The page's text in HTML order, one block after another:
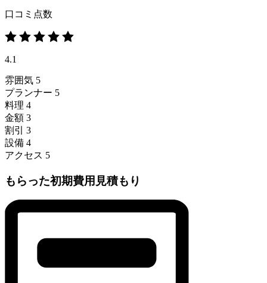
口コミ点数
4.1
雰囲気 5
プランナー 5
料理 4
金額 3
割引
3
設備 4
アクセス 5
もらった初期費用見積もり